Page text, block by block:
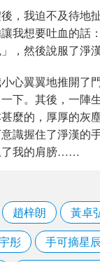
，我迫不及待地
我想要吐血的話
，然後說服了淨
心翼翼地推開了
下。其後，一陣
麼的，厚厚的灰
識握住了淨漢的
了我的肩膀……
趙梓朗 黃卓
彤 手可摘星辰